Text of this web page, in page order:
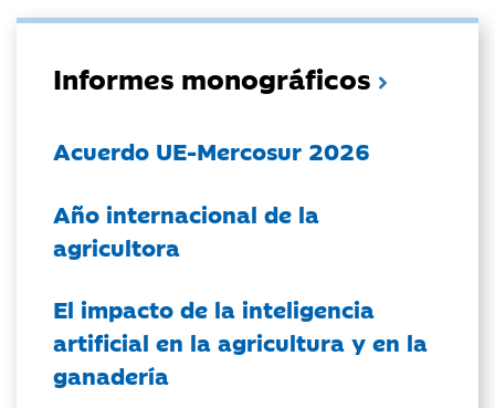
Informes monográficos
Acuerdo UE-Mercosur 2026
Año internacional de la
agricultora
El impacto de la inteligencia
artificial en la agricultura y en la
ganadería